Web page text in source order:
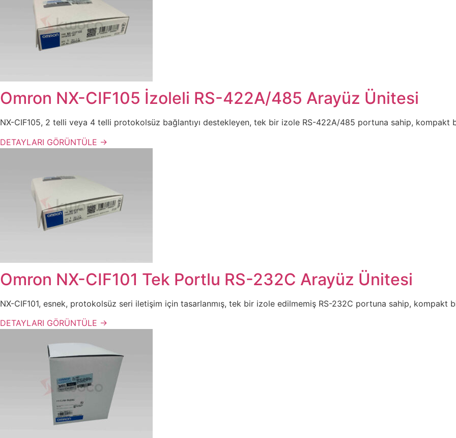
Omron NX-CIF105 İzoleli RS-422A/485 Arayüz Ünitesi
NX-CIF105, 2 telli veya 4 telli protokolsüz bağlantıyı destekleyen, tek bir izole RS-422A/485 portuna sahip, kompakt
DETAYLARI GÖRÜNTÜLE →
Omron NX-CIF101 Tek Portlu RS-232C Arayüz Ünitesi
NX-CIF101, esnek, protokolsüz seri iletişim için tasarlanmış, tek bir izole edilmemiş RS-232C portuna sahip, kompakt
DETAYLARI GÖRÜNTÜLE →